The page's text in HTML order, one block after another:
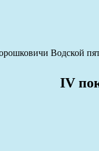
Водской
IV